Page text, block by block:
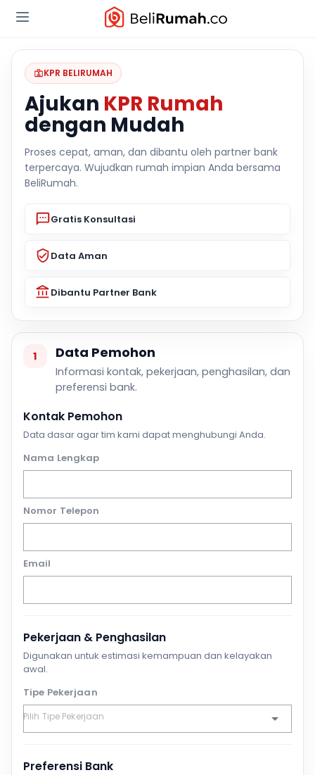
KPR BELIRUMAH
Ajukan KPR Rumah
dengan Mudah
Proses cepat, aman, dan dibantu oleh partner bank
terpercaya. Wujudkan rumah impian Anda bersama
BeliRumah.
Gratis Konsultasi
Data Aman
Dibantu Partner Bank
1 Data Pemohon
Informasi kontak, pekerjaan, penghasilan, dan
preferensi bank.
Kontak Pemohon
Data dasar agar tim kami dapat menghubungi Anda.
Nama Lengkap
Nomor Telepon
Email
Pekerjaan & Penghasilan
Digunakan untuk estimasi kemampuan dan kelayakan
awal.
Tipe Pekerjaan
Preferensi Bank